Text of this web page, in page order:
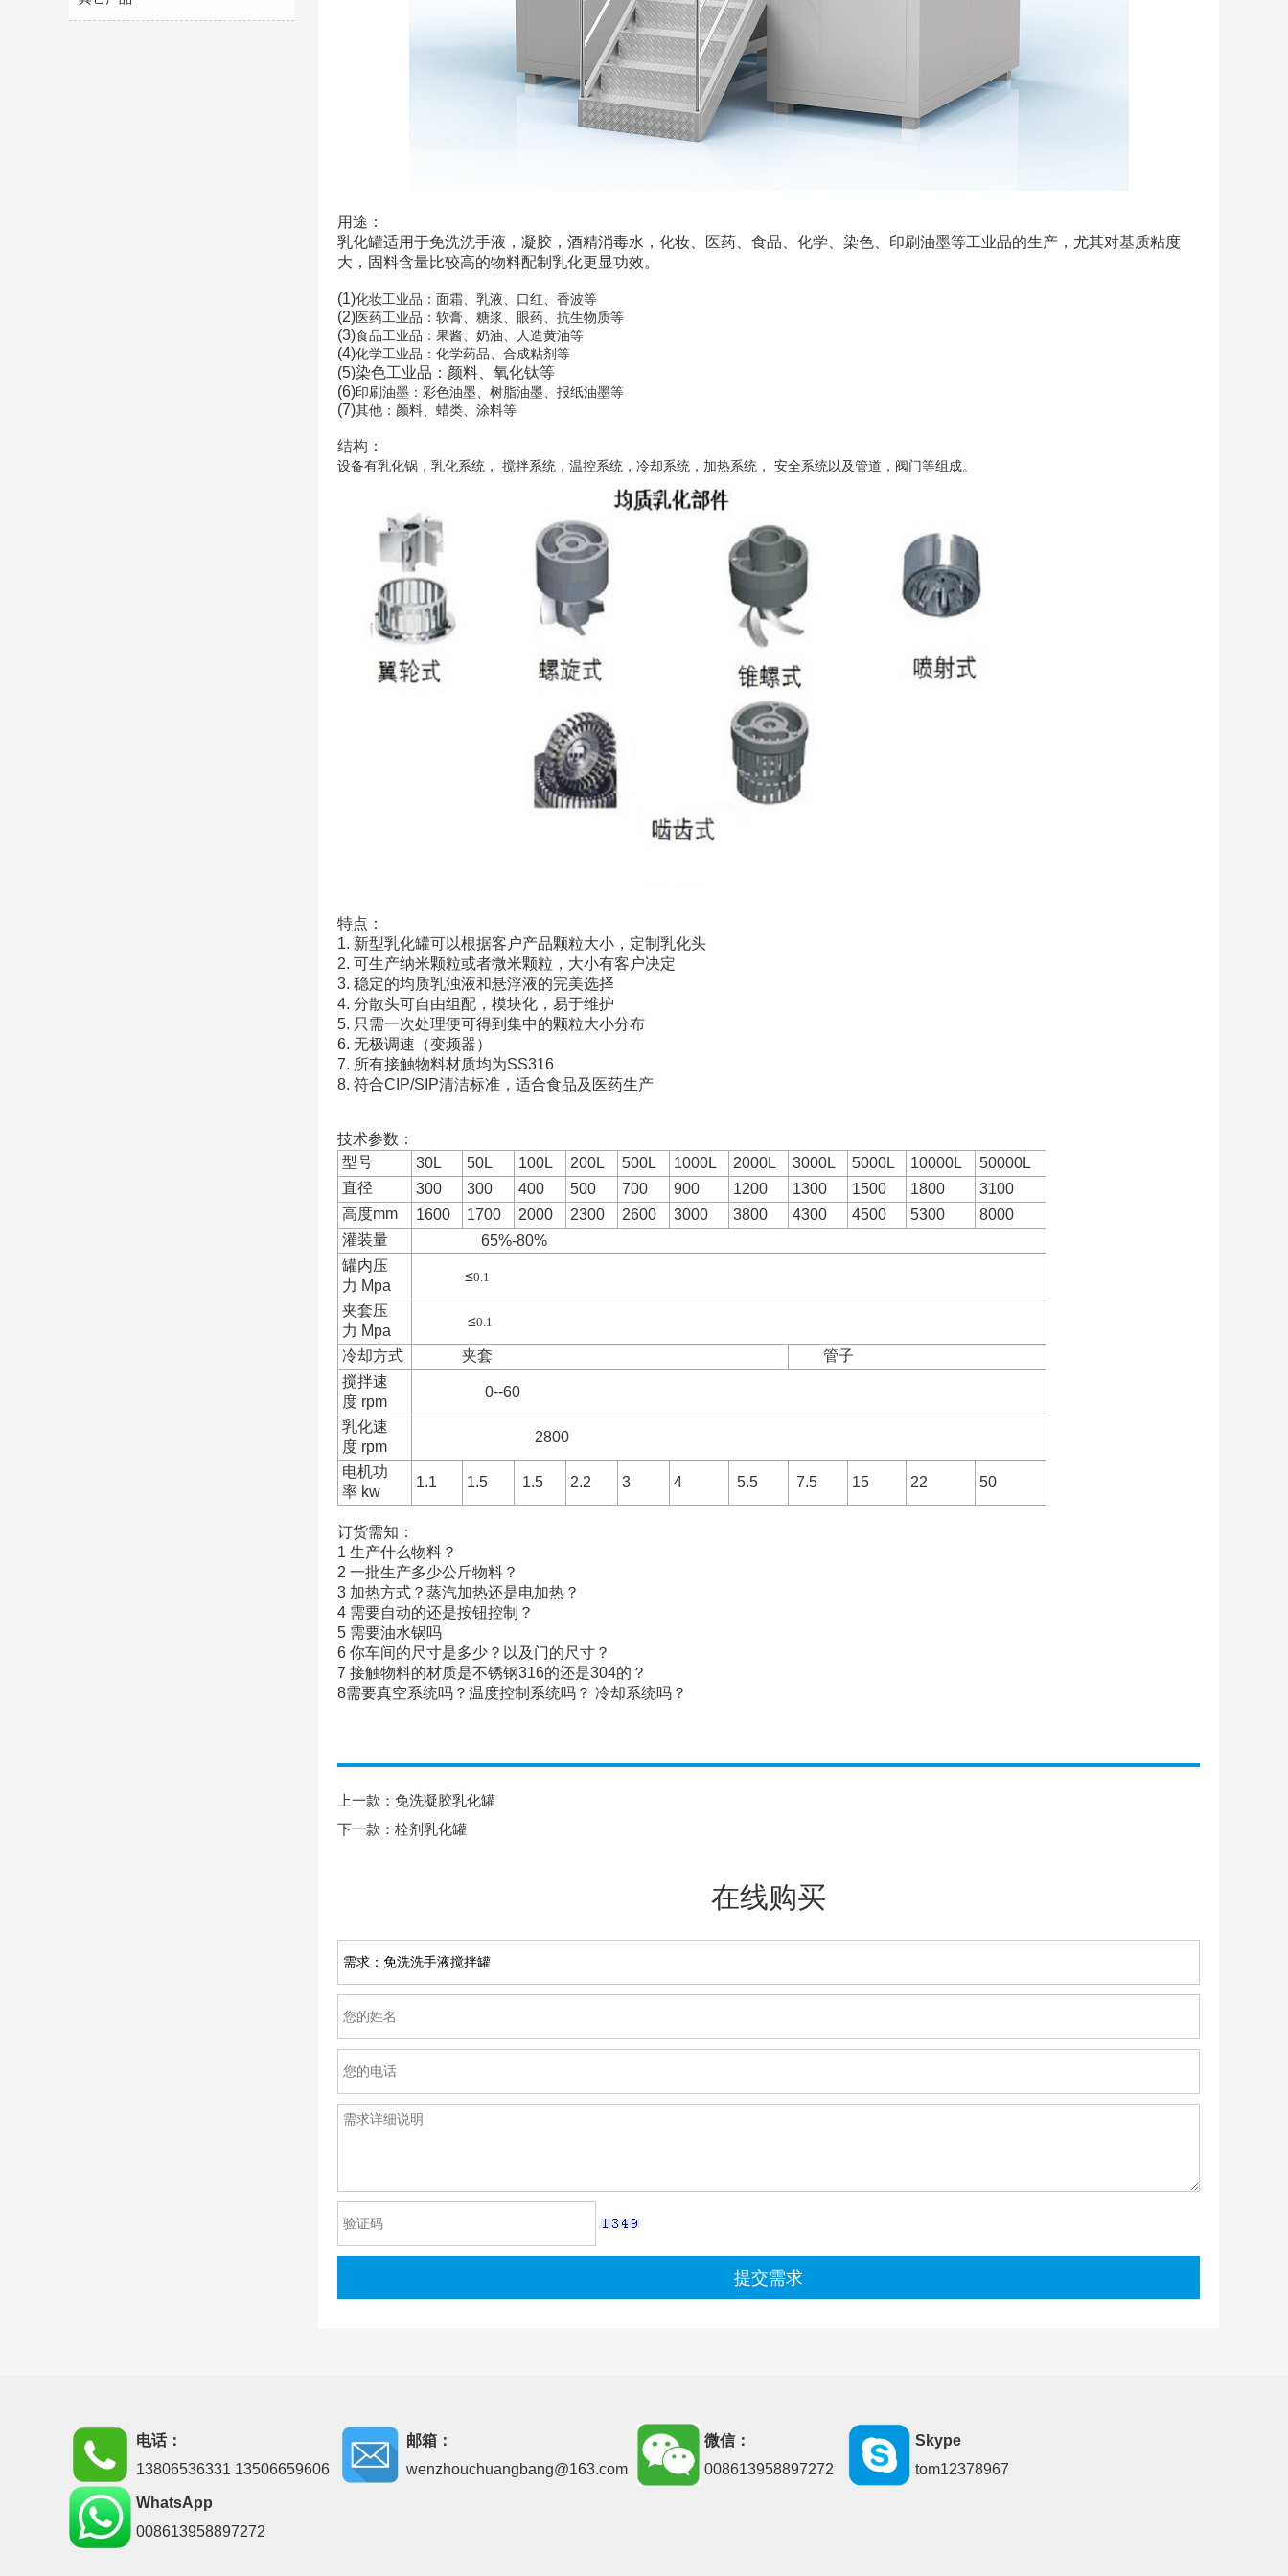
用途：
乳化罐适用于免洗洗手液，凝胶，酒精消毒水，化妆、医药、食品、化学、染色、印刷油墨等工业品的生产，尤其对基质粘度
大，固料含量比较高的物料配制乳化更显功效。
(1)化妆工业品：面霜、乳液、口红、香波等
(2) 医药工业品：软膏、糖浆、眼药、抗生物质等
(3)食品工业品：果酱、奶油、人造黄油等
(4)化学工业品：化学药品、合成粘剂等
(5)染色工业品：颜料、氧化钛等
(6)印刷油墨：彩色油墨、树脂油墨、报纸油墨等
(7)其他：颜料、蜡类、涂料等
结构：
设备有乳化锅，乳化系统， 搅拌系统，温控系统，冷却系统，加热系统， 安全系统以及管道，阀门等组成。
特点：
1. 新型乳化罐可以根据客户产品颗粒大小，定制乳化头
2. 可生产纳米颗粒或者微米颗粒，大小有客户决定
3. 稳定的均质乳浊液和悬浮液的完美选择
4. 分散头可自由组配，模块化，易于维护
5. 只需一次处理便可得到集中的颗粒大小分布
6. 无极调速（变频器）
7. 所有接触物料材质均为SS316
8. 符合CIP/SIP清洁标准，适合食品及医药生产
技术参数：
型号
30L 50L 100L 200L 500L 1000L 2000L 3000L 5000L 10000L
50000L
直径
300 300 400 500 700 900 1200 1300 1500 1800
3100
高度mm
1600 1700 2000 2300 2600 3000 3800 4300 4500 5300
8000
灌装量
65%-80%
罐内压
力 Mpa
≤0.1
夹套压
力 Mpa
≤0.1
冷却方式 夹套
管子
搅拌速
度 rpm
0--60
乳化速
度 rpm
2800
电机功
率 kw
1.1 1.5 1.5 2.2 3 4 5.5 7.5 15 22 50
订货需知：
1 生产什么物料？
2 一批生产多少公斤物料？
3 加热方式？蒸汽加热还是电加热？
4 需要自动的还是按钮控制？
5 需要油水锅吗
6 你车间的尺寸是多少？以及门的尺寸？
7 接触物料的材质是不锈钢316的还是304的？
8需要真空系统吗？温度控制系统吗？ 冷却系统吗？
上一款： 免洗凝胶乳化罐
下一款： 栓剂乳化罐
在线购买
提交需求
电话：
13806536331 13506659606
邮箱：
wenzhouchuangbang@163.com
微信：
008613958897272
Skype
tom12378967
WhatsApp
008613958897272